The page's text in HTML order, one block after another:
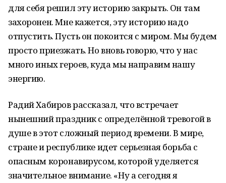
для себя решил эту историю закрыть. Он там
захоронен. Мне кажется, эту историю надо
отпустить. Пусть он покоится с миром. Мы будем
просто приезжать. Но вновь говорю, что у нас
много иных героев, куда мы направим нашу
энергию.
Радий Хабиров рассказал, что встречает
нынешний праздник с определённой тревогой в
душе в этот сложный период времени. В мире,
стране и республике идет серьезная борьба с
опасным коронавирусом, которой уделяется
значительное внимание. «Ну а сегодня я